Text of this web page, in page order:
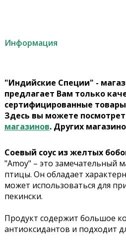
Информация
"Индийские Специи" -
предлагает Вам только
сертифицированные
Здесь вы можете
магазинов. Других
Соевый соус из желтых
"Amoy" – это замечательный
птицы. Он обладает
может использоваться для
пекински.
Продукт содержит большое
антиоксидантов и подходит